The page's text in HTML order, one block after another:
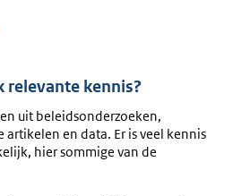
relevante kennis?
uit beleidsonderzoeken,
en data. Er is veel kennis
hier sommige van de